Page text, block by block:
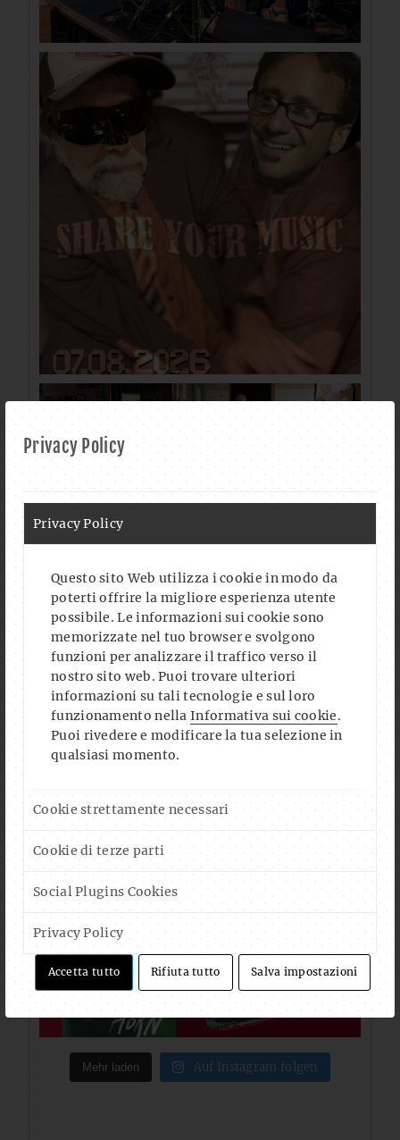
Privacy Policy
Privacy Policy
Questo sito Web utilizza i cookie in modo da
poterti offrire la migliore esperienza utente
possibile. Le informazioni sui cookie sono
memorizzate nel tuo browser e svolgono
funzioni per analizzare il traffico verso il
nostro sito web. Puoi trovare ulteriori
informazioni su tali tecnologie e sul loro
funzionamento nellaInformativa sui cookie.
Puoi rivedere e modificare la tua selezione in
qualsiasi momento.
Cookie strettamente necessari
Cookie di terze parti
Social Plugins Cookies
Privacy Policy
Accetta tutto Rifiuta tutto Salva impostazioni
Mehr laden Auf Instagram folgen